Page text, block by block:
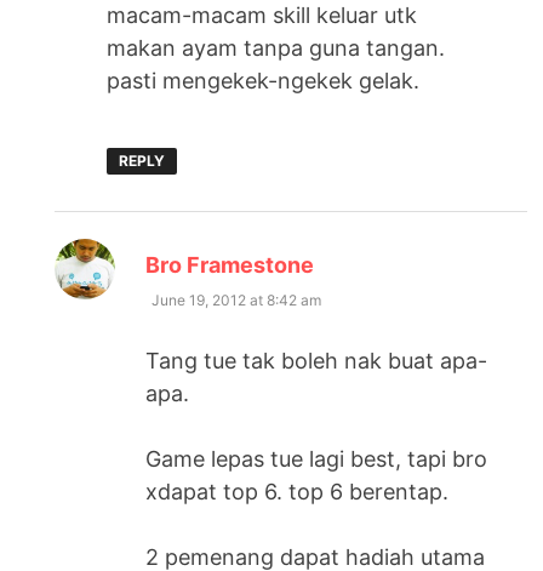
macam-macam skill keluar utk
makan ayam tanpa guna tangan.
pasti mengekek-ngekek gelak.
REPLY
Bro Framestone
June 19, 2012 at 8:42 am
Tang tue tak boleh nak buat apa-
apa.
Game lepas tue lagi best, tapi bro
xdapat top 6. top 6 berentap.
2 pemenang dapat hadiah utama